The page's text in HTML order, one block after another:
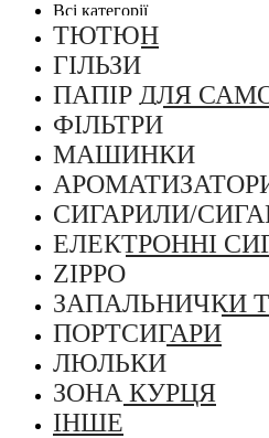
Всі категорії
ТЮТЮН
ГІЛЬЗИ
ПАПІР ДЛЯ
ФІЛЬТРИ
МАШИНКИ
СИГАРИЛИ/
ЕЛЕКТРОННІ
ZIPPO
ЗАПАЛЬНИЧКИ
ПОРТСИГАРИ
ЛЮЛЬКИ
ЗОНА КУРЦЯ
ІНШЕ